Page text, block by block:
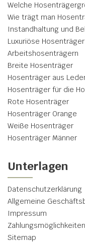
Welche
Wie trägt man
Instandhaltung und
Luxuriöse Hosenträger
Arbeitshosenträgern
Breite Hosenträger
Hosenträger aus
Hosenträger für die
Rote Hosenträger
Hosenträger Orange
Weiße Hosenträger
Hosenträger Männer
Unterlagen
Datenschutzerklärung
Allgemeine
Impressum
Zahlungsmöglichkeiten
Sitemap